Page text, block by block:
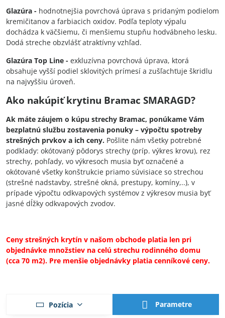
Glazúra - hodnotnejšia povrchová úprava s pridaným podielom
kremičitanov a farbiacich oxidov. Podľa teploty výpalu
dochádza k väčšiemu, či menšiemu stupňu hodvábneho lesku.
Dodá streche obzvlášť atraktívny vzhľad.
Glazúra Top Line - exkluzívna povrchová úprava, ktorá
obsahuje vyšší podiel sklovitých prímesí a zušľachťuje škridlu
na najvyššiu úroveň.
Ako nakúpiť krytinu Bramac SMARAGD?
Ak máte záujem o kúpu strechy Bramac, ponúkame Vám
bezplatnú službu zostavenia ponuky – výpočtu spotreby
strešných prvkov a ich ceny. Pošlite nám všetky potrebné
podklady: okótovaný pôdorys strechy (príp. výkres krovu), rez
strechy, pohľady, vo výkresoch musia byť označené a
okótované všetky konštrukcie priamo súvisiace so strechou
(strešné nadstavby, strešné okná, prestupy, komíny,..), v
prípade výpočtu odkvapových systémov z výkresov musia byť
jasné dĺžky odkvapových zvodov.
Ceny strešných krytín v našom obchode platia len pri
objednávke množstiev na celú strechu rodinného domu
(cca 70 m2). Pre menšie objednávky platia cenníkové ceny.
Pozícia Parametre